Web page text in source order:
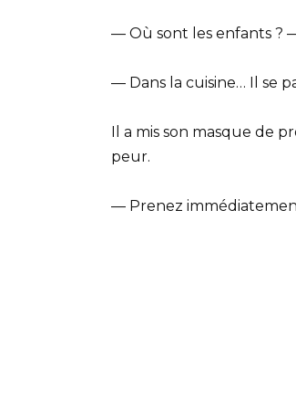
— Où sont les enfants ?
— Dans la cuisine… Il se
Il a mis son masque de
peur.
— Prenez